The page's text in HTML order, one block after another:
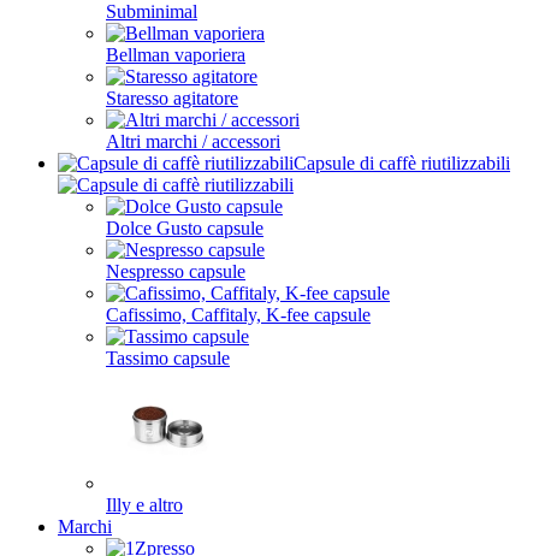
Subminimal
Bellman vaporiera
Staresso agitatore
Altri marchi / accessori
Capsule di caffè riutilizzabili
Dolce Gusto capsule
Nespresso capsule
Cafissimo, Caffitaly, K-fee capsule
Tassimo capsule
Illy e altro
Marchi